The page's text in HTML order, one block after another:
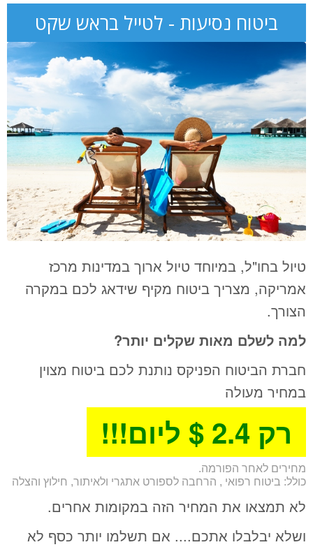
ביטוח נסיעות - לטייל בראש שקט
טיול בחו"ל, במיוחד טיול ארוך במדינות מרכז
אמריקה, מצריך ביטוח מקיף שידאג לכם במקרה
הצורך.
למה לשלם מאות שקלים יותר?
חברת הביטוח הפניקס נותנת לכם ביטוח מצוין
במחיר מעולה
רק 2.4 $ ליום!!!
מחירים לאחר הפורמה.
כולל: ביטוח רפואי , הרחבה לספורט אתגרי ולאיתור, חילוץ והצלה
לא תמצאו את המחיר הזה במקומות אחרים.
ושלא יבלבלו אתכם.... אם תשלמו יותר כסף לא